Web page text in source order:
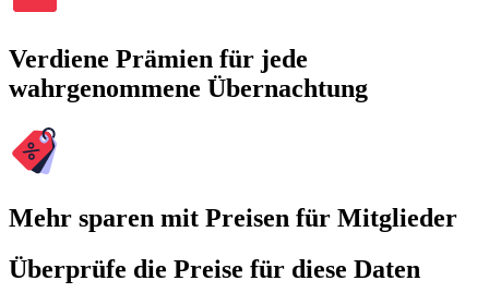
Verdiene Prämien für jede
wahrgenommene Übernachtung
Mehr sparen mit Preisen für Mitglieder
Überprüfe die Preise für diese Daten